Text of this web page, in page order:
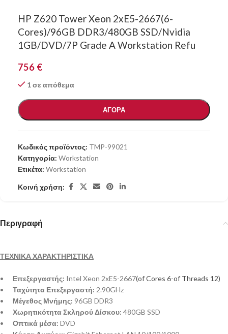
HP Z620 Tower Xeon 2xE5-2667(6-
Cores)/96GB DDR3/480GB SSD/Nvidia
1GB/DVD/7P Grade A Workstation Refu
756 €
1 σε απόθεμα
ΑΓΟΡΑ
Κωδικός προϊόντος: TMP-99021
Κατηγορία: Workstation
Ετικέτα: Workstation
Κοινή χρήση:
Περιγραφή
ΤΕΧΝΙΚΑ ΧΑΡΑΚΤΗΡΙΣΤΙΚΑ
• Επεξεργαστής: Intel Xeon 2xE5-2667(of Cores 6-of Threads 12)
• Ταχύτητα Επεξεργαστή: 2.90GHz
• Μέγεθος Μνήμης: 96GB DDR3
• Χωρητικότητα Σκληρού Δίσκου: 480GB SSD
• Οπτικά μέσα: DVD